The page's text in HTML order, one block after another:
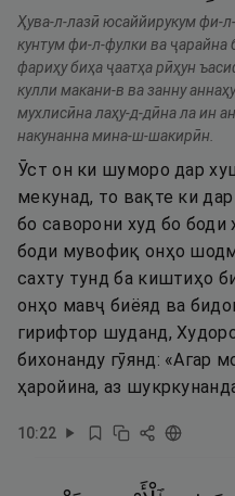
Ҳува-л-лазӣ юсаййирукум фи-
кунтум фи-л-фулки ва
фариҳу биҳа ҷаатҳа рӣҳун
кулли макани-в ва занну
мухлисӣна лаҳу-д-дӣна ла ин
накунанна мина-ш-шакирӣн.
Ӯст он ки шуморо дар
мекунад, то вақте ки
бо саворони худ бо
боди мувофиқ онҳо
сахту тунд ба киштиҳо
онҳо мавҷ биёяд ва
гирифтор шуданд,
бихонанду гӯянд: «Агар
ҳаройина, аз
10:22